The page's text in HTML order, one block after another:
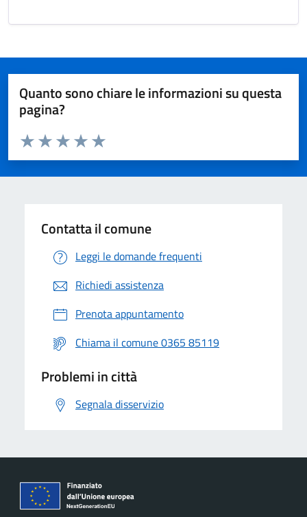
Quanto sono chiare le informazioni su questa
pagina?
Valuta da 1 a 5 stelle la pagina
Valuta 5 stelle su 5
Valuta 4 stelle su 5
Valuta 3 stelle su 5
Valuta 2 stelle su 5
Valuta 1 stelle su 5
Contatta il comune
Leggi le domande frequenti
Richiedi assistenza
Prenota appuntamento
Chiama il comune 0365 85119
Problemi in città
Segnala disservizio